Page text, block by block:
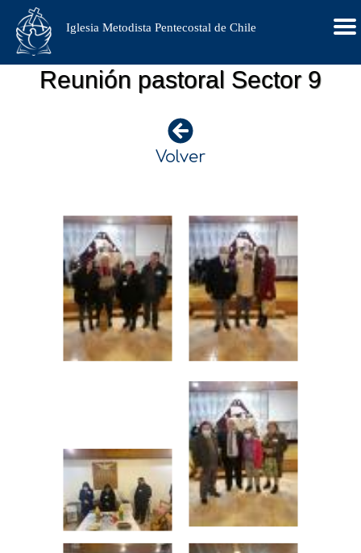
Iglesia Metodista Pentecostal de Chile
Reunión pastoral Sector 9
Volver